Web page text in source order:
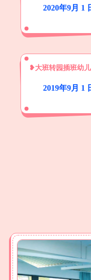
2020年9
❥大班转园插班幼儿
2019年9